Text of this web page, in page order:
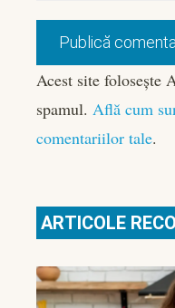
Acest site folosește
spamul. Află cum
comentariilor tale.
ARTICOLE